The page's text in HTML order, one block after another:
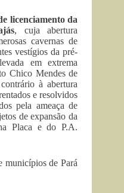
licenciamento da
, cuja abertura
cavernas de
vestígios da pré-
em extrema
Chico Mendes de
à abertura
e resolvidos
pela ameaça de
de expansão da
Placa e do P.A.
municípios de Pará